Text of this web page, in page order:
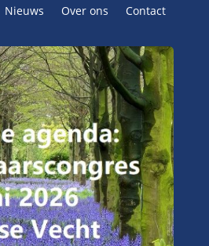
Nieuws Over ons Contact